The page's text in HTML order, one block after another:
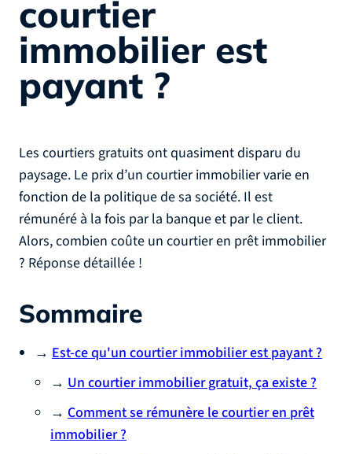
courtier
immobilier est
payant ?
Les courtiers gratuits ont quasiment disparu du
paysage. Le prix d’un courtier immobilier varie en
fonction de la politique de sa société. Il est
rémunéré à la fois par la banque et par le client.
Alors, combien coûte un courtier en prêt immobilier
? Réponse détaillée !
Sommaire
→ Est-ce qu'un courtier immobilier est payant ?
→ Un courtier immobilier gratuit, ça existe ?
→ Comment se rémunère le courtier en prêt
immobilier ?